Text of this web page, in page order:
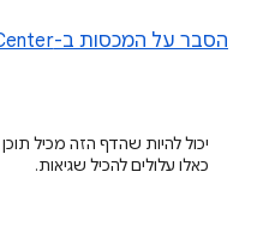
הסבר על המכסות ב-Google Merchant Center
כאלו עלולים להכיל שגיאות.